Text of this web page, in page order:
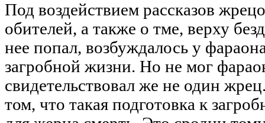
Под воздействием рассказов
обителей, а также о тме, верху
нее попал, возбуждалось у
загробной жизни. Но не мог
свидетельствовал же не один
том, что такая подготовка к